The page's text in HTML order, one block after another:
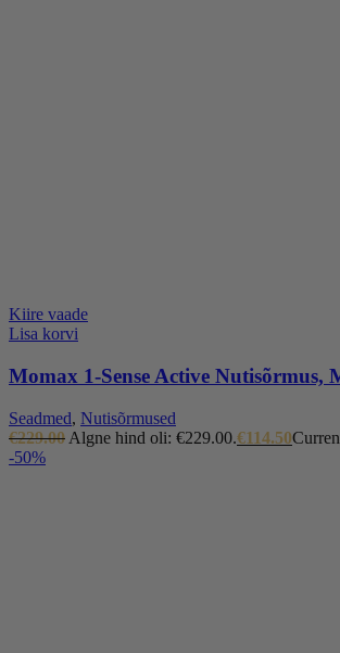
Kiire vaade
Lisa korvi
Momax 1-Sense Active Nutisõrmus,
Seadmed, Nutisõrmused
€229.00 Algne hind oli: €229.00.€114.50
-50%